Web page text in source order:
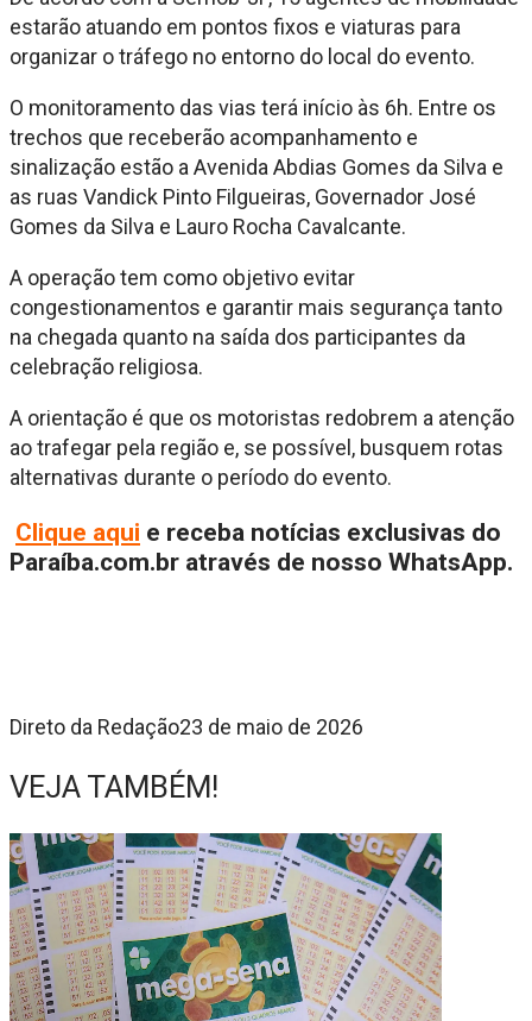
estarão atuando em pontos fixos e viaturas para
organizar o tráfego no entorno do local do evento.
O monitoramento das vias terá início às 6h. Entre os
trechos que receberão acompanhamento e
sinalização estão a Avenida Abdias Gomes da Silva e
as ruas Vandick Pinto Filgueiras, Governador José
Gomes da Silva e Lauro Rocha Cavalcante.
A operação tem como objetivo evitar
congestionamentos e garantir mais segurança tanto
na chegada quanto na saída dos participantes da
celebração religiosa.
A orientação é que os motoristas redobrem a atenção
ao trafegar pela região e, se possível, busquem rotas
alternativas durante o período do evento.
Clique aqui e receba notícias exclusivas do
Paraíba.com.br através de nosso WhatsApp.
Direto da Redação23 de maio de 2026
VEJA TAMBÉM!